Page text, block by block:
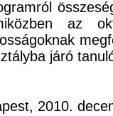
az
járó
2010.